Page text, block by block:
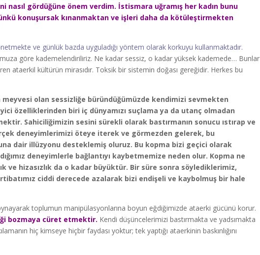
nasıl gördüğüne önem verdim. İstismara uğramış her kadın bunu
konuşursak kınanmaktan ve işleri daha da kötüleştirmekten
ve günlük bazda uyguladığı yöntem olarak korkuyu kullanmaktadır.
göre kademelendiriliriz. Ne kadar sessiz, o kadar yüksek kademede… Bunlar
ataerkil kültürün mirasıdır. Toksik bir sistemin doğası gereğidir. Herkes bu
meyvesi olan sessizliğe büründüğümüzde kendimizi sevmekten
özelliklerinden biri iç dünyamızı suçlama ya da utanç olmadan
Sahiciliğimizin sesini sürekli olarak bastırmanın sonucu ıstırap ve
deneyimlerimizi öteye iterek ve görmezden gelerek, bu
dair illüzyonu desteklemiş oluruz. Bu kopma bizi geçici olarak
deneyimlerle bağlantıyı kaybetmemize neden olur. Kopma ne
ve hizasızlık da o kadar büyüktür. Bir süre sonra söylediklerimiz,
ciddi derecede azalarak bizi endişeli ve kaybolmuş bir hale
toplumun manipülasyonlarına boyun eğdiğimizde ataerki gücünü korur.
bozmaya cüret etmektir. Kendi düşüncelerimizi bastırmakta ve yadsımakta
hiç kimseye hiçbir faydası yoktur; tek yaptığı ataerkinin baskınlığını